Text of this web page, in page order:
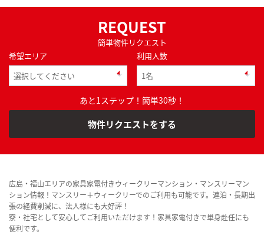
REQUEST
簡単物件リクエスト
希望エリア
利用人数
あと1ステップ！簡単30秒！
物件リクエストをする
広島・福山エリアの家具家電付きウィークリーマンション・マンスリーマン
ション情報！マンスリー＋ウィークリーでのご利用も可能です。連泊・長期出
張の経費削減に、法人様にも大好評！
寮・社宅として安心してご利用いただけます！家具家電付きで単身赴任にも
便利です。